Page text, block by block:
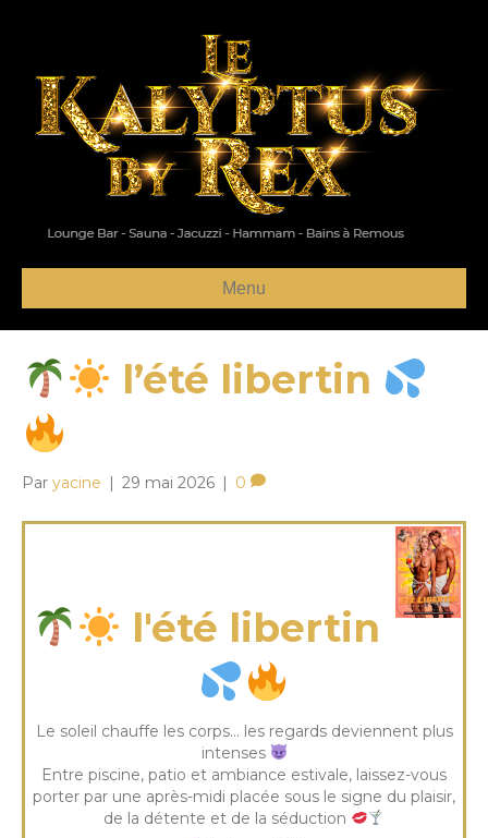
Menu
l’été libertin
Par yacine | 29 mai 2026 | 0
l'été libertin
Le soleil chauffe les corps… les regards deviennent plus
intenses
Entre piscine, patio et ambiance estivale, laissez-vous
porter par une après-midi placée sous le signe du plaisir,
de la détente et de la séduction